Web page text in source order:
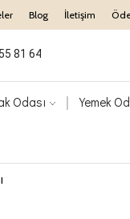
Blog İletişim
81 64
Odası Yemek